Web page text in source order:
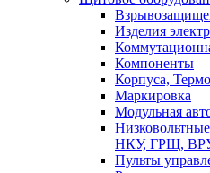
Изделия
Компоненты
Корпуса,
Маркировка
Модульная
НКУ, ГРЩ,
Пульты